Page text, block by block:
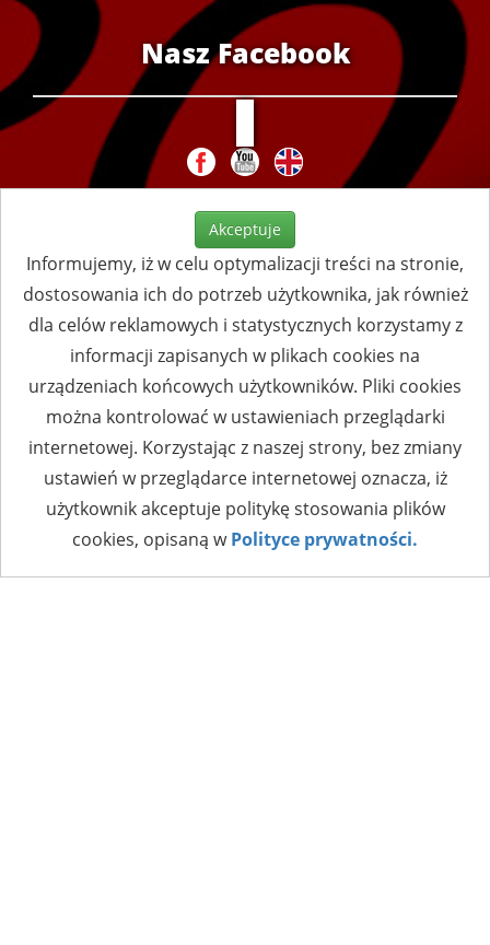
Nasz Facebook
Akceptuje
Informujemy, iż w celu optymalizacji treści na stronie,
dostosowania ich do potrzeb użytkownika, jak również
dla celów reklamowych i statystycznych korzystamy z
informacji zapisanych w plikach cookies na
urządzeniach końcowych użytkowników. Pliki cookies
można kontrolować w ustawieniach przeglądarki
internetowej. Korzystając z naszej strony, bez zmiany
ustawień w przeglądarce internetowej oznacza, iż
użytkownik akceptuje politykę stosowania plików
cookies, opisaną wPolityce prywatności.